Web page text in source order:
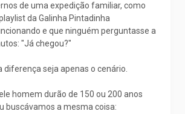
de uma expedição familiar, como
da Galinha Pintadinha
e que ninguém perguntasse a
"Já chegou?"
diferença seja apenas o cenário.
homem durão de 150 ou 200 anos
buscávamos a mesma coisa: